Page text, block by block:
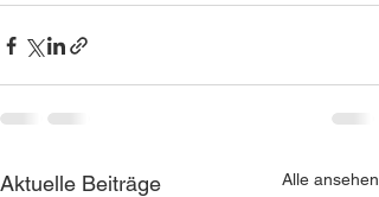
Aktuelle Beiträge Alle ansehen